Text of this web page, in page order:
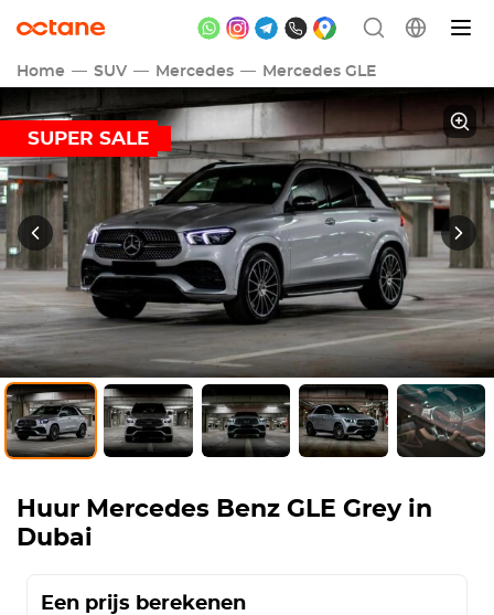
Home SUV Mercedes Mercedes GLE
SUPER SALE
Huur Mercedes Benz GLE Greyin
Dubai
Een prijs berekenen